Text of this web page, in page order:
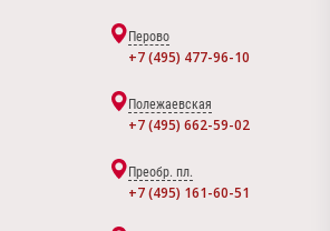
Перово
+7 (495) 477-96-10
Полежаевская
+7 (495) 662-59-02
Преобр. пл.
+7 (495) 161-60-51